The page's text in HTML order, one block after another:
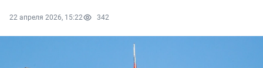
22 апреля 2026, 15:22 342